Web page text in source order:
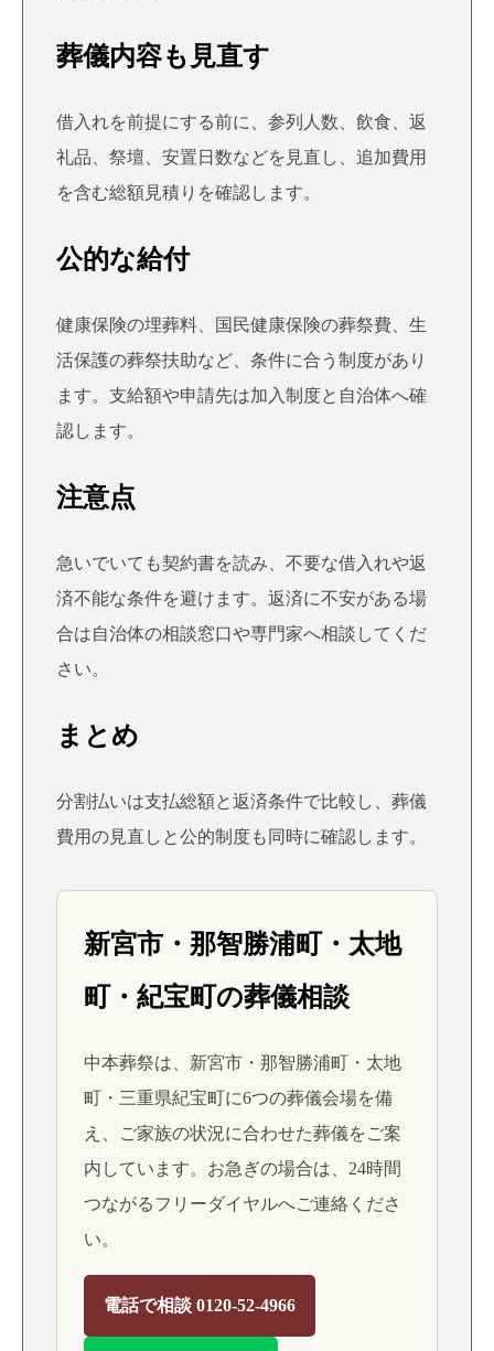
葬儀内容も見直す
借入れを前提にする前に、参列人数、飲食、返
礼品、祭壇、安置日数などを見直し、追加費用
を含む総額見積りを確認します。
公的な給付
健康保険の埋葬料、国民健康保険の葬祭費、生
活保護の葬祭扶助など、条件に合う制度があり
ます。支給額や申請先は加入制度と自治体へ確
認します。
注意点
急いでいても契約書を読み、不要な借入れや返
済不能な条件を避けます。返済に不安がある場
合は自治体の相談窓口や専門家へ相談してくだ
さい。
まとめ
分割払いは支払総額と返済条件で比較し、葬儀
費用の見直しと公的制度も同時に確認します。
新宮市・那智勝浦町・太地
町・紀宝町の葬儀相談
中本葬祭は、新宮市・那智勝浦町・太地
町・三重県紀宝町に6つの葬儀会場を備
え、ご家族の状況に合わせた葬儀をご案
内しています。お急ぎの場合は、24時間
つながるフリーダイヤルへご連絡くださ
い。
電話で相談 0120-52-4966